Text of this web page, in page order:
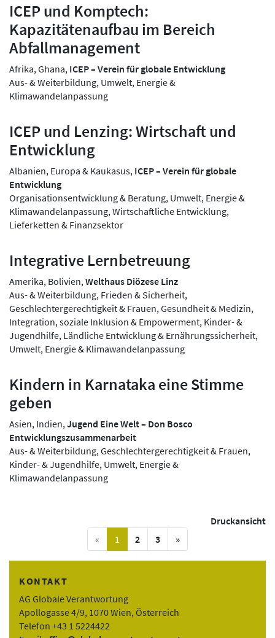
ICEP und Komptech:
Kapazitätenaufbau im Bereich
Abfallmanagement
Afrika, Ghana, ICEP – Verein für globale Entwicklung
Aus- & Weiterbildung, Umwelt, Energie &
Klimawandelanpassung
ICEP und Lenzing: Wirtschaft und
Entwicklung
Albanien, Europa & Kaukasus, ICEP – Verein für globale
Entwicklung
Organisationsentwicklung & Beratung, Umwelt, Energie &
Klimawandelanpassung, Wirtschaftliche Entwicklung,
Lieferketten & Finanzsektor
Integrative Lernbetreuung
Amerika, Bolivien, Welthaus Diözese Linz
Aus- & Weiterbildung, Frieden & Sicherheit,
Geschlechtergerechtigkeit & Frauen, Gesundheit & Medizin,
Integration, soziale Inklusion & Empowerment, Kinder- &
Jugendhilfe, Ländliche Entwicklung & Ernährungssicherheit,
Umwelt, Energie & Klimawandelanpassung
Kindern in Karnataka eine Stimme
geben
Asien, Indien, Jugend Eine Welt – Don Bosco
Entwicklungszusammenarbeit
Aus- & Weiterbildung, Geschlechtergerechtigkeit & Frauen,
Kinder- & Jugendhilfe, Umwelt, Energie &
Klimawandelanpassung
Druckansicht
« vorige Seite
1 (current)
2 3 »nächste Seite
KONTAKT
AG Globale Verantwortung
Apollogasse 4/9, 1070 Wien, Österreich
Telefon +43 1 5224422